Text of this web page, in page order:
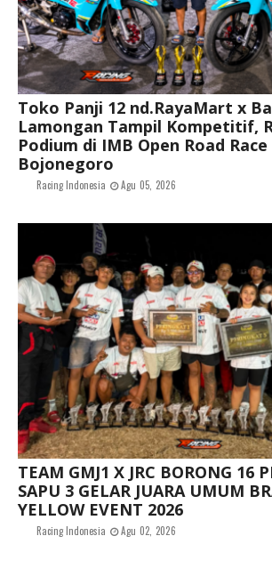
Toko Panji 12 nd.RayaMart x
Lamongan Tampil Kompetitif,
Podium di IMB Open Road Race
Bojonegoro
Racing Indonesia Agu 05, 2026
TEAM GMJ1 X JRC BORONG 16
SAPU 3 GELAR JUARA UMUM
YELLOW EVENT 2026
Racing Indonesia Agu 02, 2026